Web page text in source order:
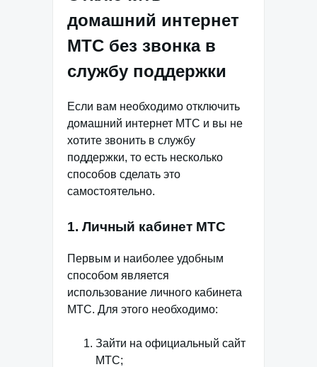
домашний интернет
МТС без звонка в
службу поддержки
Если вам необходимо отключить
домашний интернет МТС и вы не
хотите звонить в службу
поддержки, то есть несколько
способов сделать это
самостоятельно.
1. Личный кабинет МТС
Первым и наиболее удобным
способом является
использование личного кабинета
МТС. Для этого необходимо:
Зайти на официальный сайт
МТС;